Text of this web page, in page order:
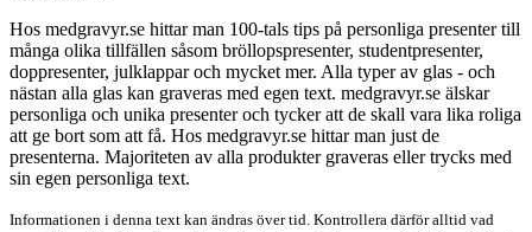
Hos medgravyr.se hittar man 100-tals tips på personliga presenter till
många olika tillfällen såsom bröllopspresenter, studentpresenter,
doppresenter, julklappar och mycket mer. Alla typer av glas - och
nästan alla glas kan graveras med egen text. medgravyr.se älskar
personliga och unika presenter och tycker att de skall vara lika roliga
att ge bort som att få. Hos medgravyr.se hittar man just de
presenterna. Majoriteten av alla produkter graveras eller trycks med
sin egen personliga text.
Informationen i denna text kan ändras över tid. Kontrollera därför alltid vad